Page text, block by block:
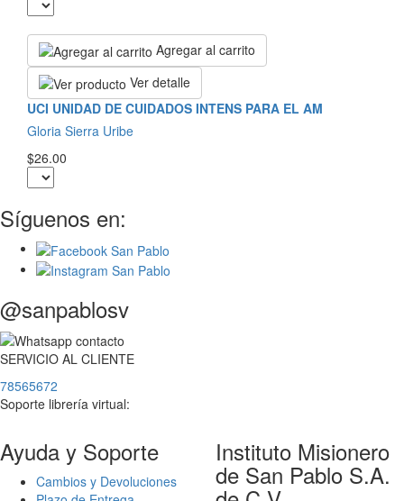
Agregar al carrito
Ver detalle
UCI UNIDAD DE CUIDADOS INTENS PARA EL AM
Gloria Sierra Uribe
$26.00
Síguenos en:
@sanpablosv
SERVICIO AL CLIENTE
78565672
Soporte librería virtual:
Ayuda y Soporte
Cambios y Devoluciones
Instituto Misionero
de San Pablo S.A.